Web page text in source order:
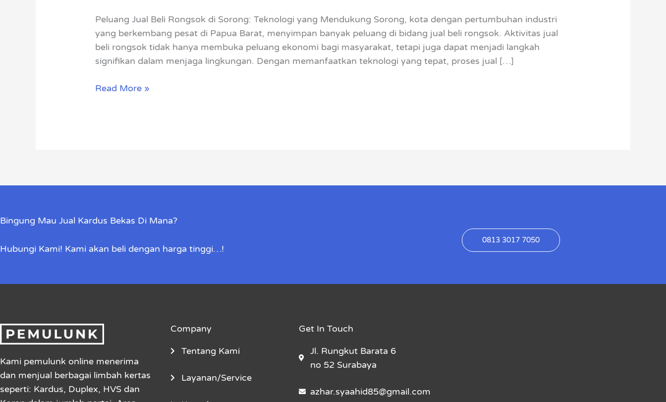
Peluang Jual Beli Rongsok di Sorong: Teknologi yang Mendukung Sorong, kota dengan pertumbuhan industri
yang berkembang pesat di Papua Barat, menyimpan banyak peluang di bidang jual beli rongsok. Aktivitas jual
beli rongsok tidak hanya membuka peluang ekonomi bagi masyarakat, tetapi juga dapat menjadi langkah
signifikan dalam menjaga lingkungan. Dengan memanfaatkan teknologi yang tepat, proses jual […]
di
Sorong
Read More »
Bingung Mau Jual Kardus Bekas Di Mana?
Hubungi Kami! Kami akan beli dengan harga tinggi…!
0813 3017 7050
Kami pemulunk online menerima
dan menjual berbagai limbah kertas
seperti: Kardus, Duplex, HVS dan
Company
Tentang Kami
Layanan/Service
Get In Touch
Jl. Rungkut Barata 6
no 52 Surabaya
azhar.syaahid85@gmail.com